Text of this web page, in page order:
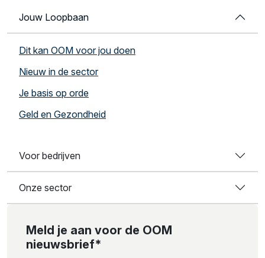
Jouw Loopbaan
Dit kan OOM voor jou doen
Nieuw in de sector
Je basis op orde
Geld en Gezondheid
Voor bedrijven
Onze sector
Meld je aan voor de OOM
nieuwsbrief*